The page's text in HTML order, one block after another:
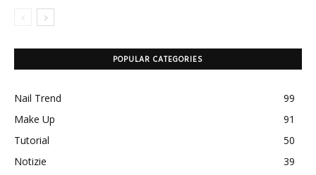
POPULAR CATEGORIES
Nail Trend
99
Make Up
91
Tutorial
50
Notizie
39